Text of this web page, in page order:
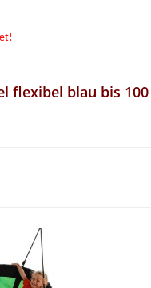
flexibel blau bis